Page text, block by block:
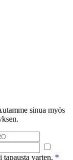
sinua myös
varten. *